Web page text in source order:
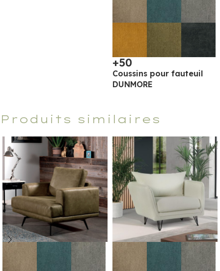
+50
Coussins pour fauteuil
DUNMORE
Produits similaires